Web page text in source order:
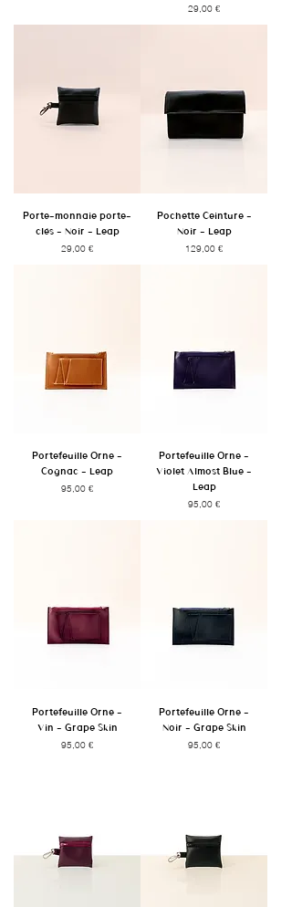
Prix
29,00 €
Porte-monnaie porte-
clés - Noir - Leap
Prix
29,00 €
Pochette Ceinture -
Noir - Leap
Prix
129,00 €
Portefeuille Orne -
Cognac - Leap
Prix
95,00 €
Portefeuille Orne -
Violet Almost Blue -
Leap
Prix
95,00 €
Portefeuille Orne -
Vin - Grape Skin
Prix
95,00 €
Portefeuille Orne -
Noir - Grape Skin
Prix
95,00 €